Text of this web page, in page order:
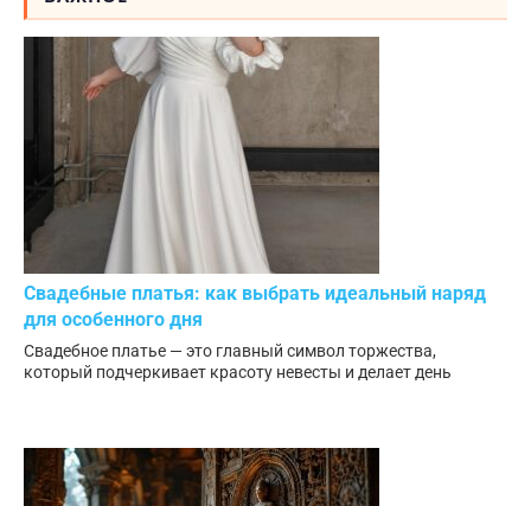
Свадебные платья: как выбрать идеальный наряд
для особенного дня
Свадебное платье — это главный символ торжества,
который подчеркивает красоту невесты и делает день